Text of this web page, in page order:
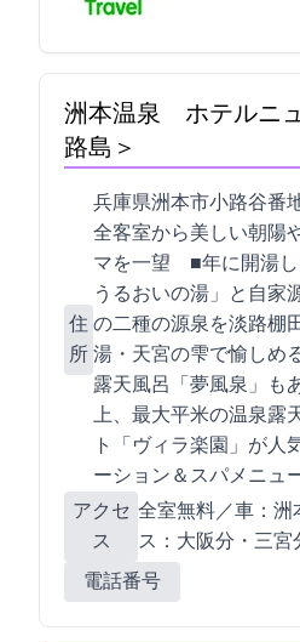
洲本温泉 ホテルニ
路島＞
住
所
兵庫県洲本市小路谷20
全客室から美しい朝陽
マを一望 ■2018年に開湯
うるおいの湯」と自家
の二種の源泉を淡路棚
湯・天宮の雫で愉しめる
露天風呂「夢風泉」も
上、最大182平米の温泉
ト「ヴィラ楽園」が
ーション＆スパメニュ
アクセ
ス
全室WiFi無料／車：洲
ス：大阪120分・三宮
電話番号